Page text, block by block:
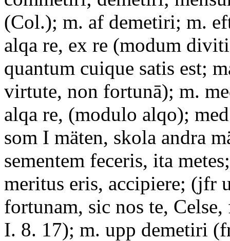
(Col.); m. af demetiri; m.
alqa re, ex re (modum
quantum cuique satis est;
virtute, non fortunā); m.
alqa re, (modulo alqo);
som I mäten, skola andra
sementem feceris, ita
meritus eris, accipiere; (jfr
fortunam, sic nos te,
I. 8. 17); m. upp demetiri